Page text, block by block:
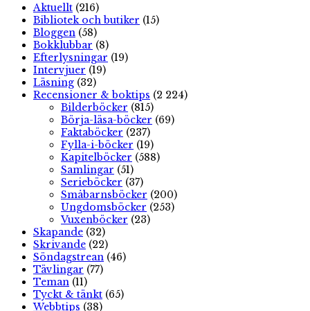
Aktuellt (216)
Bibliotek och butiker (15)
Bloggen (58)
Bokklubbar (8)
Efterlysningar (19)
Intervjuer (19)
Läsning (32)
Recensioner & boktips (2 224)
Bilderböcker (815)
Börja-läsa-böcker (69)
Faktaböcker (237)
Fylla-i-böcker (19)
Kapitelböcker (588)
Samlingar (51)
Serieböcker (37)
Småbarnsböcker (200)
Ungdomsböcker (253)
Vuxenböcker (23)
Skapande (32)
Skrivande (22)
Söndagstrean (46)
Tävlingar (77)
Teman (11)
Tyckt & tänkt (65)
Webbtips (38)